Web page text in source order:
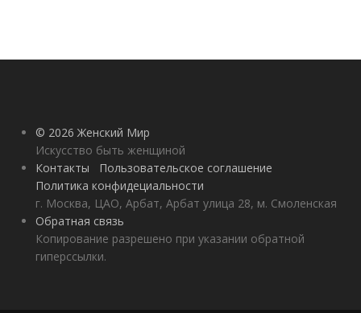
© 2026 Женский Мир
Искусство быть женщиной
Контакты
Пользовательское соглашение
Политика конфидециальности
г. Москва, ЦАО, Арбат, Арбат улица 28, м. Смоленская
Обратная связь
Копирование разрешено при указании обратной
гиперссылки.